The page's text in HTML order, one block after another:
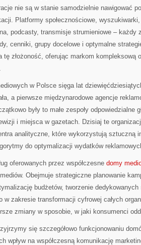
nie są w stanie samodzielnie nawigować
Platformy społecznościowe,
podcasty, transmisje strumieniowe – każdy
cenniki, grupy docelowe i optymalne
tę złożoność, oferując markom kompleksową
w Polsce sięga lat
a pierwsze międzynarodowe agencje
były to małe zespoły odpowiedzialne
i miejsca w gazetach. Dzisiaj te
analityczne, które wykorzystują sztuczną
do optymalizacji wydatków
oferowanych przez współczesne domy
Obejmuje strategiczne planowanie
budżetów, tworzenie
w zakresie transformacji cyfrowej całych
zmiany w sposobie, w jaki konsumenci
się szczegółowo funkcjonowaniu
wpływ na współczesną komunikację